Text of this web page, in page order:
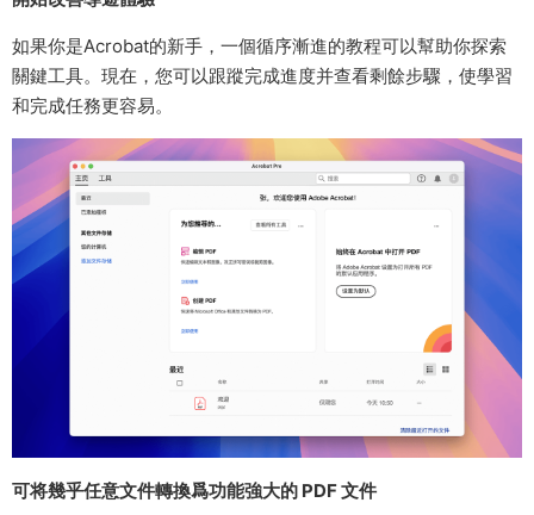
如果你是Acrobat的新手，一個循序漸進的教程可以幫助你探索
關鍵工具。現在，您可以跟蹤完成進度并查看剩餘步驟，使學習
和完成任務更容易。
可将幾乎任意文件轉換爲功能強大的 PDF 文件